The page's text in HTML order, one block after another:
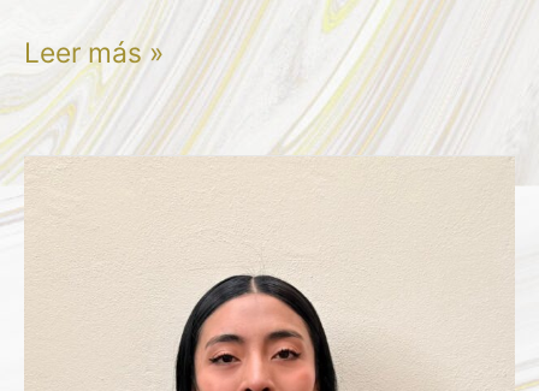
Leer más »
ILSE
HAYDEE
CRUZ